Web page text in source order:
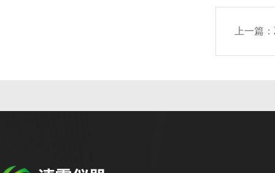
上一篇：